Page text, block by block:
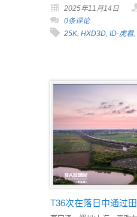
2025年11月14日
0条评论
25K, HXD3D, ID-虎君,
T36次在落日中通过